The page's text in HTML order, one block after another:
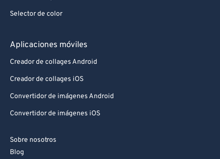
Selector de color
Aplicaciones móviles
Creador de collages Android
Creador de collages iOS
Convertidor de imágenes Android
Convertidor de imágenes iOS
Sobre nosotros
Blog